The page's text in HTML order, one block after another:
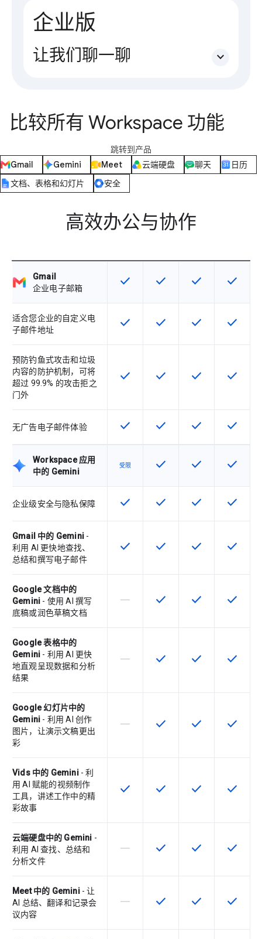
企业版
让我们聊一聊 expand_more
比较所有 Workspace 功能
跳转到产品
Gmail
Gemini Meet 云端硬盘 聊天
日历
文档、表格和幻灯片
安全
高效办公与协作
Gmail
企业电子邮箱
该 SKU 提供此功能
check 该 SKU 提供此功能
check 该 SKU 提供此功
check 该 SKU
check
适合您企业的自定义电
子邮件地址
该 SKU 提供此功能
check 该 SKU 提供此功能
check 该 SKU 提供此功
check 该 SKU
check
预防钓鱼式攻击和垃圾
内容的防护机制，可将
超过 99.9% 的攻击拒之
门外
该 SKU 提供此功能
check 该 SKU 提供此功能
check 该 SKU 提供此功
check 该 SKU
check
无广告电子邮件体验 该 SKU 提供此功能
check 该 SKU 提供此功能
check 该 SKU 提供此功
check 该 SKU
check
Workspace 应用
中的 Gemini
受限 该 SKU 提供此功能
check 该 SKU 提供此功
check 该 SKU
check
企业级安全与隐私保障 该 SKU 提供此功能
check 该 SKU 提供此功能
check 该 SKU 提供此功
check 该 SKU
check
Gmail 中的 Gemini -
利用 AI 更快地查找、
总结和撰写电子邮件
该 SKU 提供此功能
check 该 SKU 提供此功能
check 该 SKU 提供此功
check 该 SKU
check
Google 文档中的
Gemini - 使用 AI 撰写
底稿或润色草稿文档
该 SKU 不支持此功能
horizontal_rule 该 SKU 提供此功能
check 该 SKU 提供此功
check 该 SKU
check
Google 表格中的
Gemini - 利用 AI 更快
地直观呈现数据和分析
结果
该 SKU 不支持此功能
horizontal_rule 该 SKU 提供此功能
check 该 SKU 提供此功
check 该 SKU
check
Google 幻灯片中的
Gemini - 利用 AI 创作
图片，让演示文稿更出
彩
该 SKU 不支持此功能
horizontal_rule 该 SKU 提供此功能
check 该 SKU 提供此功
check 该 SKU
check
Vids 中的 Gemini- 利
用 AI 赋能的视频制作
工具，讲述工作中的精
彩故事
该 SKU 提供此功能
check 该 SKU 提供此功能
check 该 SKU 提供此功
check 该 SKU
check
云端硬盘中的 Gemini -
利用 AI 查找、总结和
分析文件
该 SKU 不支持此功能
horizontal_rule 该 SKU 提供此功能
check 该 SKU 提供此功
check 该 SKU
check
Meet 中的 Gemini- 让
AI 总结、翻译和记录会
议内容
该 SKU 不支持此功能
horizontal_rule 该 SKU 提供此功能
check 该 SKU 提供此功
check 该 SKU
check